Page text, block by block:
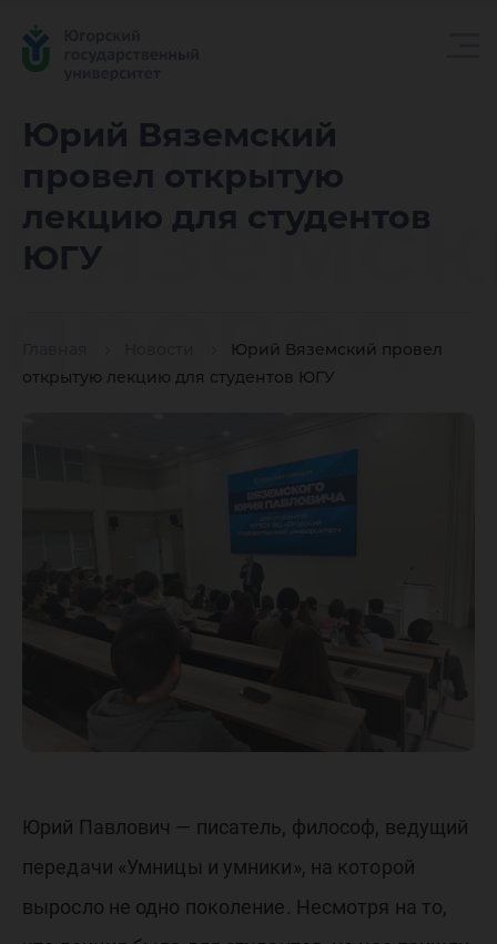
Юрий Вяземский
провел открытую
лекцию для студентов
ЮГУ
Юрий Вяземский провел
открытую лекцию для студентов ЮГУ
Юрий
провел
лекцию
для
ЮГУ
Юрий Павлович — писатель, философ, ведущий
передачи «Умницы и умники», на которой
выросло не одно поколение. Несмотря на то,